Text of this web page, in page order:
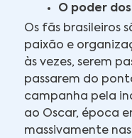
O poder
Os fãs brasileiros
paixão e
às vezes, serem
passarem do
campanha pela
ao Oscar, época
massivamente